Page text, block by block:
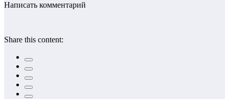
Написать комментарий
Share this content: